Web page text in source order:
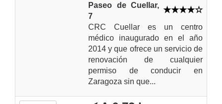
Paseo de Cuellar,
7
CRC Cuellar es un centro
médico inaugurado en el año
2014 y que ofrece un servicio de
renovación de cualquier
permiso de conducir en
Zaragoza sin que...